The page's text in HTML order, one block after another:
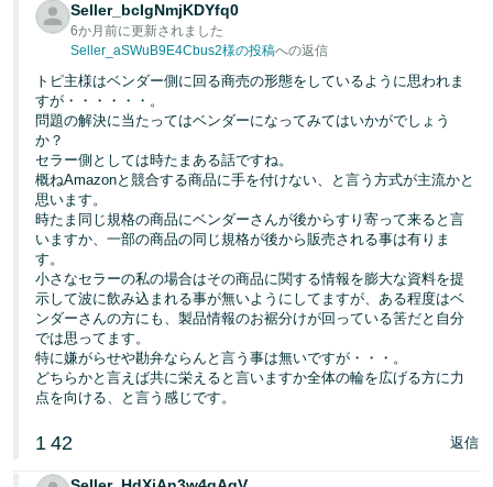
Seller_bcIgNmjKDYfq0
6か月前に更新されました
Seller_aSWuB9E4Cbus2様の投稿への返信
トピ主様はベンダー側に回る商売の形態をしているように思われま
すが・・・・・・。
問題の解決に当たってはベンダーになってみてはいかがでしょう
か？
セラー側としては時たまある話ですね。
概ねAmazonと競合する商品に手を付けない、と言う方式が主流かと
思います。
時たま同じ規格の商品にベンダーさんが後からすり寄って来ると言
いますか、一部の商品の同じ規格が後から販売される事は有りま
す。
小さなセラーの私の場合はその商品に関する情報を膨大な資料を提
示して波に飲み込まれる事が無いようにしてますが、ある程度はベ
ンダーさんの方にも、製品情報のお裾分けが回っている筈だと自分
では思ってます。
特に嫌がらせや勘弁ならんと言う事は無いですが・・・。
どちらかと言えば共に栄えると言いますか全体の輪を広げる方に力
点を向ける、と言う感じです。
1 42 返信